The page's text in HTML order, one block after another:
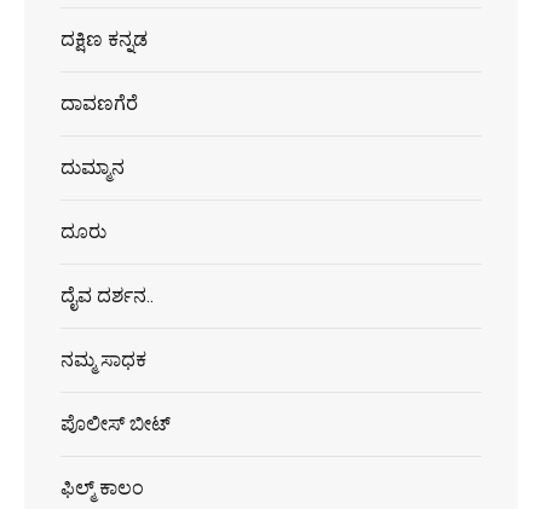
ದಕ್ಷಿಣ ಕನ್ನಡ
ದಾವಣಗೆರೆ
ದುಮ್ಮಾನ
ದೂರು
ದೈವ ದರ್ಶನ..
ನಮ್ಮ ಸಾಧಕ
ಪೊಲೀಸ್ ಬೀಟ್
ಫಿಲ್ಮ್ ಕಾಲಂ